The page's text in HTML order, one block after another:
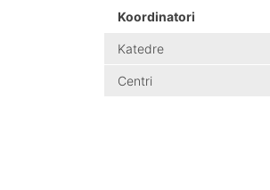
Koordinatori
Katedre
Centri